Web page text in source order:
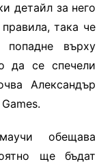
детайл за него
така че
върху
да се спечели
Александър
обещава
ще бъдат